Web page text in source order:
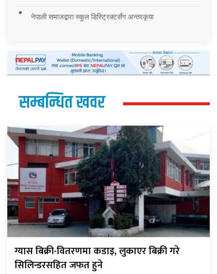
नेपाली समाजद्वारा स्कुल डिस्ट्रिक्टसँग अन्तरकृया
सम्बन्धित खवर
ग्यास बिक्री-वितरणमा कडाइ, लुकाएर बिक्री गरे
सिलिन्डरसहित जफत हुने